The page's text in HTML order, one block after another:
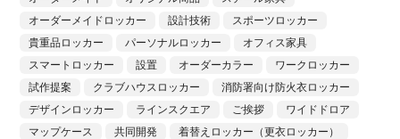
オーダーメイドロッカー
設計技術
スポーツロッカー
貴重品ロッカー
パーソナルロッカー
オフィス家具
スマートロッカー
設置 オーダーカラー
ワークロッカー
試作提案
クラブハウスロッカー
消防署向け防火衣ロッカー
デザインロッカー
ラインスクエア ご挨拶
ワイドドロア
マップケース
共同開発
着替えロッカー（更衣ロッカー）